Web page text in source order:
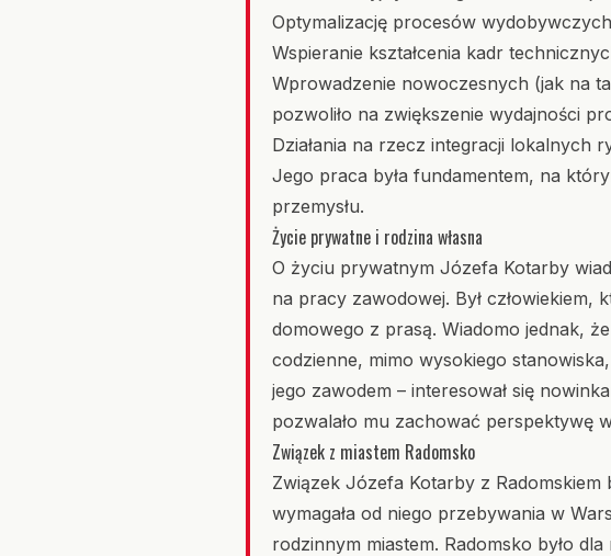
Optymalizację procesów
Wspieranie kształcenia kadr
Wprowadzenie nowoczesnych (jak na
pozwoliło na zwiększenie wydajności
Działania na rzecz integracji lokalnych
Jego praca była fundamentem, na
przemysłu.
Życie prywatne i rodzina własna
O życiu prywatnym Józefa Kotarby
na pracy zawodowej. Był człowiekiem,
domowego z prasą. Wiadomo jednak,
codzienne, mimo wysokiego
jego zawodem – interesował się
pozwalało mu zachować perspektywę
Związek z miastem Radomsko
Związek Józefa Kotarby z
wymagała od niego przebywania w
rodzinnym miastem. Radomsko było